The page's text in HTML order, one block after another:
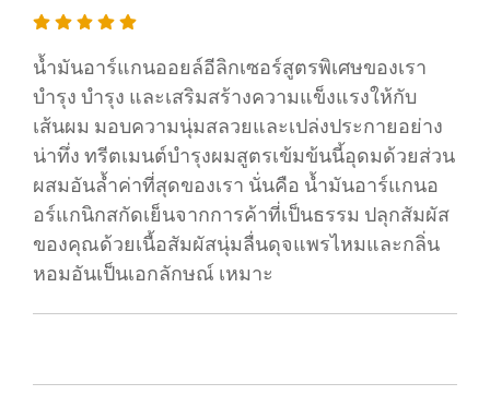
น้ำมันอาร์แกนออยล์อีลิกเซอร์สูตรพิเศษของเรา
บำรุง บำรุง และเสริมสร้างความแข็งแรงให้กับ
เส้นผม มอบความนุ่มสลวยและเปล่งประกายอย่าง
น่าทึ่ง ทรีตเมนต์บำรุงผมสูตรเข้มข้นนี้อุดมด้วยส่วน
ผสมอันล้ำค่าที่สุดของเรา นั่นคือ น้ำมันอาร์แกนอ
อร์แกนิกสกัดเย็นจากการค้าที่เป็นธรรม ปลุกสัมผัส
ของคุณด้วยเนื้อสัมผัสนุ่มลื่นดุจแพรไหมและกลิ่น
หอมอันเป็นเอกลักษณ์ เหมาะ